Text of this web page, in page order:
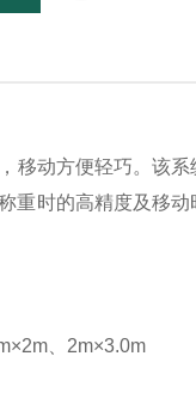
动方便轻巧。该系
重时的高精度及移
、2m×3.0m